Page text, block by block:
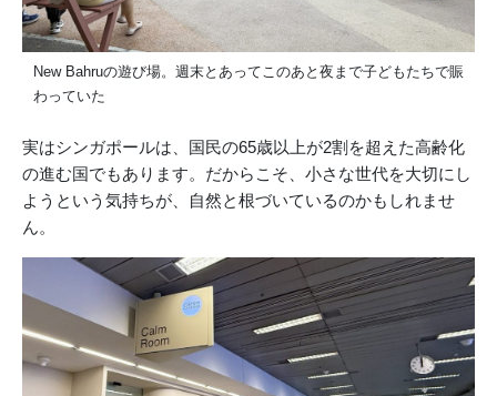
New Bahruの遊び場。週末とあってこのあと夜まで子どもたちで賑
わっていた
実はシンガポールは、国民の65歳以上が2割を超えた高齢化
の進む国でもあります。だからこそ、小さな世代を大切にし
ようという気持ちが、自然と根づいているのかもしれませ
ん。